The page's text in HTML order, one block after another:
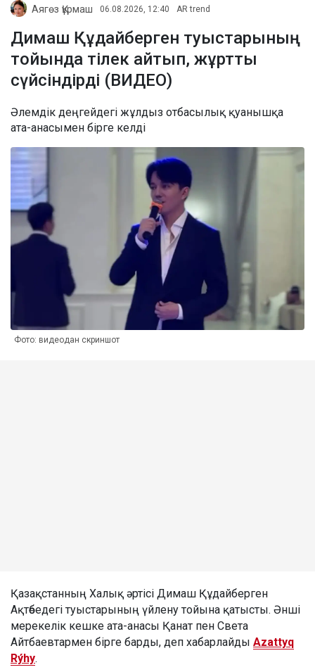
Аягөз Құрмаш 06.08.2026, 12:40 AR trend
Димаш Құдайберген туыстарының
тойында тілек айтып, жұртты
сүйсіндірді (ВИДЕО)
Әлемдік деңгейдегі жұлдыз отбасылық қуанышқа
ата-анасымен бірге келді
Фото: видеодан скриншот
Қазақстанның Халық әртісі Димаш Құдайберген
Ақтөбедегі туыстарының үйлену тойына қатысты. Әнші
мерекелік кешке ата-анасы Қанат пен Света
Айтбаевтармен бірге барды, деп хабарлайды Azattyq
Rýhy.